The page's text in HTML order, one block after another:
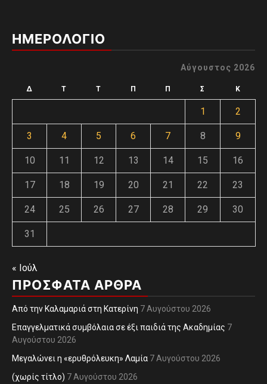
ΗΜΕΡΟΛΟΓΙΟ
Αύγουστος 2026
Δ Τ Τ Π Π Σ Κ
1 2
3 4 5 6 7 8 9
10 11 12 13 14 15 16
17 18 19 20 21 22 23
24 25 26 27 28 29 30
31
« Ιούλ
ΠΡΌΣΦΑΤΑ ΆΡΘΡΑ
Από την Καλαμαριά στη Κατερίνη 7 Αυγούστου 2026
Επαγγελματικά συμβόλαια σε έξι παιδιά της Ακαδημίας 7
Αυγούστου 2026
Μεγαλώνει η «ερυθρόλευκη» Λαμία 7 Αυγούστου 2026
(χωρίς τίτλο) 7 Αυγούστου 2026